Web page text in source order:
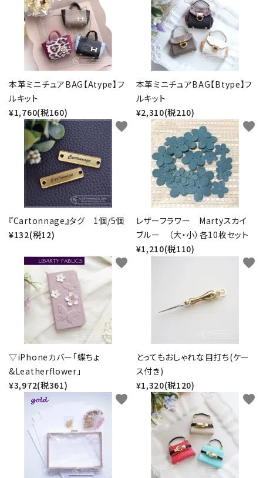
本革ミニチュアBAG【Atype】フ
ルキット
¥1,760(税160)
本革ミニチュアBAG【Btype】フ
ルキット
¥2,310(税210)
『Cartonnage』タグ 1個/5個
¥132(税12)
favorite
レザーフラワー Martyスカイ
ブルー （大・小）各10枚セット
¥1,210(税110)
favorite
▽iPhoneカバー「蝶ちょ
&Leatherflower」
¥3,972(税361)
favorite
とってもおしゃれな目打ち(ケー
ス付き)
¥1,320(税120)
favorite
favorite favorite